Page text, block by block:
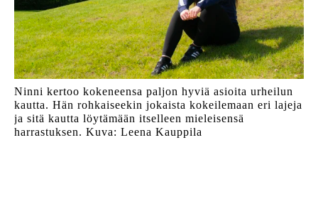
Ninni kertoo kokeneensa paljon hyviä asioita urheilun
kautta. Hän rohkaiseekin jokaista kokeilemaan eri lajeja
ja sitä kautta löytämään itselleen mieleisensä
harrastuksen. Kuva: Leena Kauppila